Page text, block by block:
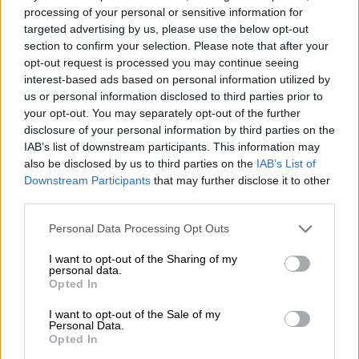
processing of your personal or sensitive information for
targeted advertising by us, please use the below opt-out
section to confirm your selection. Please note that after your
opt-out request is processed you may continue seeing
interest-based ads based on personal information utilized by
us or personal information disclosed to third parties prior to
your opt-out. You may separately opt-out of the further
disclosure of your personal information by third parties on the
IAB’s list of downstream participants. This information may
also be disclosed by us to third parties on the IAB’s List of
Downstream Participants that may further disclose it to other
Please note that this website/app uses one or more Google
not limited to your visit or usage behaviour. You may click to
grant or deny consent to Google and its third-party tags to
use your data for below specified purposes in below Google
consent section.
Personal Data Processing Opt Outs
I want to opt-out of the Sharing of my
personal data.
Opted In
I want to opt-out of the Sale of my
Personal Data.
Opted In
συνέβη και εκτοξεύτηκε μετά τον καιρό της
πανδημίας, καθώς τα παιδιά παρέμειναν στο
σπίτι. Από τη μία πλευρά τα παιδιά έδειξαν
στη μεγάλη πλειοψηφία τους μια ψυχική
ανθεκτικότητα, αλλά από την άλληυπήρξε
αυτή η κοινωνική απομόνωση.Όταν
ξαναγύρισαν στα σχολεία, τα περισσότερα
από αυτά τα είχαν επιθυμήσει. Όμως, αυτή
ίσως η κοινωνική απομόνωση ή γενικότερες
ψυχικά πληθυσμούς, οδήγησε σε αύξηση των
εισαγωγών στα παιδοψυχιατρικά τμήματα
των νοσοκομείων. Στη μετά την πανδημία
σημαντική αύξηση στα φαινόμενα της βίας,
της παραβατικότητας και